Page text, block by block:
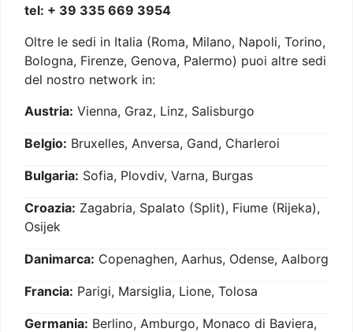
tel: + 39 335 669 3954
Oltre le sedi in Italia (Roma, Milano, Napoli, Torino,
Bologna, Firenze, Genova, Palermo) puoi altre sedi
del nostro network in:
Austria: Vienna, Graz, Linz, Salisburgo
Belgio: Bruxelles, Anversa, Gand, Charleroi
Bulgaria: Sofia, Plovdiv, Varna, Burgas
Croazia: Zagabria, Spalato (Split), Fiume (Rijeka),
Osijek
Danimarca: Copenaghen, Aarhus, Odense, Aalborg
Francia: Parigi, Marsiglia, Lione, Tolosa
Germania: Berlino, Amburgo, Monaco di Baviera,